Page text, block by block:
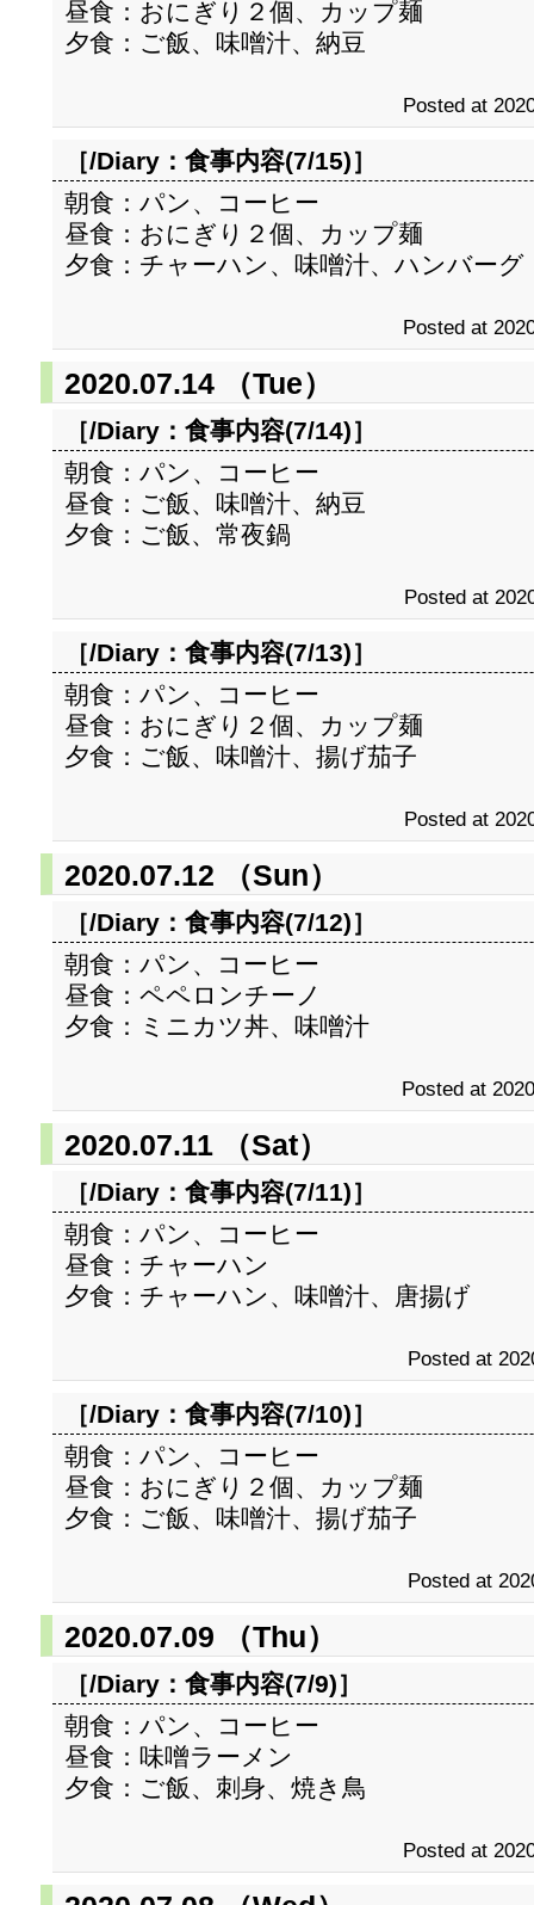
昼食：おにぎり２個、カップ麺
夕食：ご飯、味噌汁、納豆
Posted at
［/Diary： 食事内容(7/15)］
朝食：パン、コーヒー
昼食：おにぎり２個、カップ麺
夕食：チャーハン、味噌汁、ハンバーグ
Posted at
2020.07.14 （Tue）
［/Diary： 食事内容(7/14)］
朝食：パン、コーヒー
昼食：ご飯、味噌汁、納豆
夕食：ご飯、常夜鍋
Posted at
［/Diary： 食事内容(7/13)］
朝食：パン、コーヒー
昼食：おにぎり２個、カップ麺
夕食：ご飯、味噌汁、揚げ茄子
Posted at
2020.07.12 （Sun）
［/Diary： 食事内容(7/12)］
朝食：パン、コーヒー
昼食：ペペロンチーノ
夕食：ミニカツ丼、味噌汁
Posted at
2020.07.11 （Sat）
［/Diary： 食事内容(7/11)］
朝食：パン、コーヒー
昼食：チャーハン
夕食：チャーハン、味噌汁、唐揚げ
Posted at
［/Diary： 食事内容(7/10)］
朝食：パン、コーヒー
昼食：おにぎり２個、カップ麺
夕食：ご飯、味噌汁、揚げ茄子
Posted at
2020.07.09 （Thu）
［/Diary： 食事内容(7/9)］
朝食：パン、コーヒー
昼食：味噌ラーメン
夕食：ご飯、刺身、焼き鳥
Posted at